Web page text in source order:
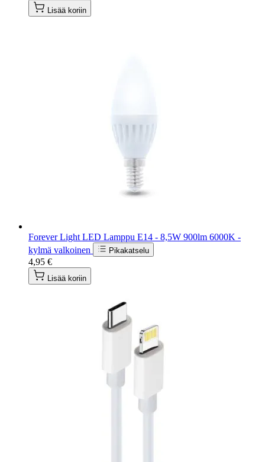
Lisää koriin
Forever Light LED Lamppu E14 - 8,5W 900lm 6000K -
kylmä valkoinen
Pikakatselu
4,95 €
Lisää koriin